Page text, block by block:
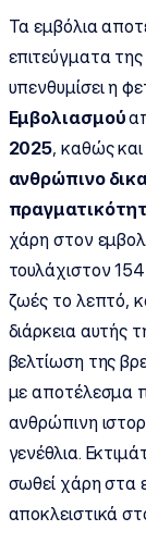
Τα εμβόλια
επιτεύγματα
υπενθυμίσει η
Εμβολιασμού
2025, καθώς και
ανθρώπινο
χάρη στον
τουλάχιστον
ζωές το λεπτό,
διάρκεια αυτής
βελτίωση της
με αποτέλεσμα
ανθρώπινη
γενέθλια.
σωθεί χάρη στα
αποκλειστικά